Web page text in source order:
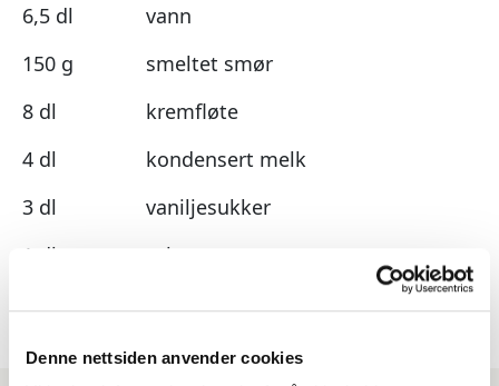
Denne nettsiden anvender cookies
6,5 dl
vann
150 g
smeltet smør
8 dl
kremfløte
4 dl
kondensert melk
3 dl
vaniljesukker
1 dl
syltetøy